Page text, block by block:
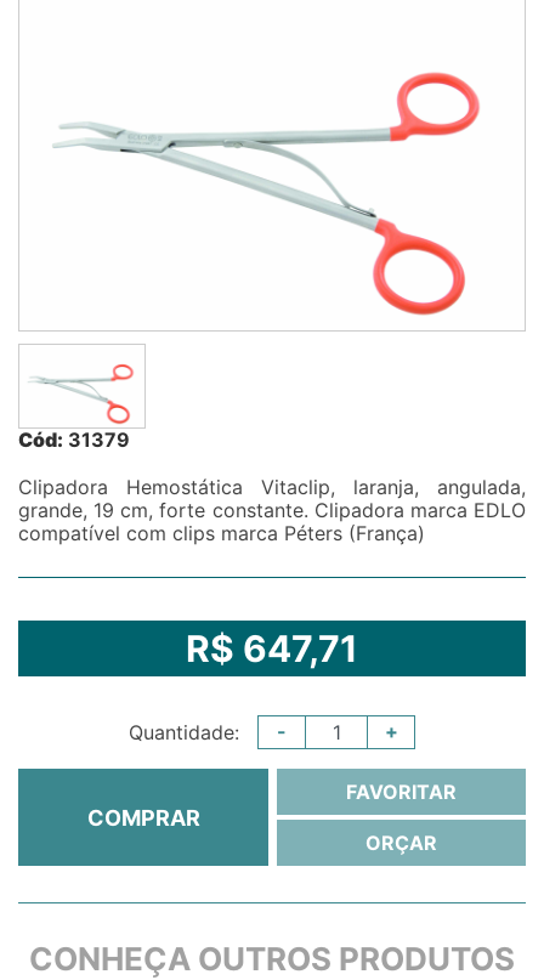
Cód: 31379
Clipadora Hemostática Vitaclip, laranja, angulada,
grande, 19 cm, forte constante. Clipadora marca EDLO
compatível com clips marca Péters (França)
R$ 647,71
Quantidade: - +
COMPRAR
FAVORITAR
ORÇAR
CONHEÇA OUTROS PRODUTOS